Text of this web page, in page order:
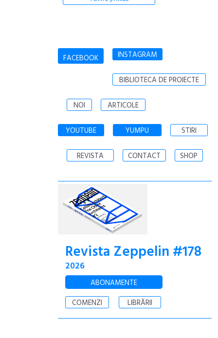
FACEBOOK INSTAGRAM
BIBLIOTECA DE PROIECTE
NOI ARTICOLE
YOUTUBE YUMPU STIRI
REVISTA CONTACT SHOP
Revista Zeppelin #178
2026
ABONAMENTE
COMENZI
LIBRĂRII